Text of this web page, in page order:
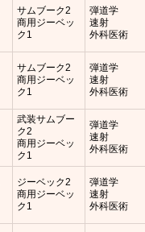
サムブーク2
商用ジーベッ
ク1
弾道学
速射
外科医術
サムブーク2
商用ジーベッ
ク1
弾道学
速射
外科医術
武装サムブー
ク2
商用ジーベッ
ク1
弾道学
速射
外科医術
ジーベック2
商用ジーベッ
ク1
弾道学
速射
外科医術